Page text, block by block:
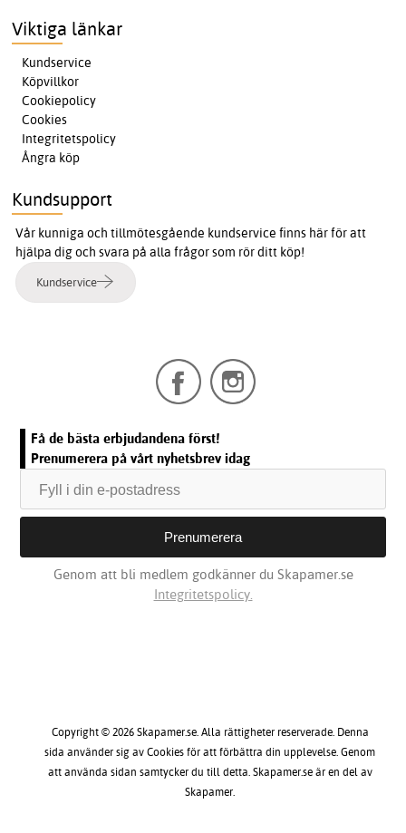
Viktiga länkar
Kundservice
Köpvillkor
Cookiepolicy
Cookies
Integritetspolicy
Ångra köp
Kundsupport
Vår kunniga och tillmötesgående kundservice finns här för att
hjälpa dig och svara på alla frågor som rör ditt köp!
Kundservice
Få de bästa erbjudandena först!
Prenumerera på vårt nyhetsbrev idag
Genom att bli medlem godkänner du Skapamer.se
Integritetspolicy.
Copyright © 2026 Skapamer.se. Alla rättigheter reserverade. Denna
sida använder sig av Cookies för att förbättra din upplevelse. Genom
att använda sidan samtycker du till detta. Skapamer.se är en del av
Skapamer.